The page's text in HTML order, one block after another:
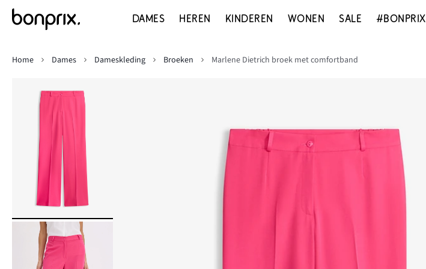
DAMES HEREN KINDEREN WONEN SALE #BONPRIX
Home
Dames Dameskleding Broeken Marlene Dietrich broek met comfortband